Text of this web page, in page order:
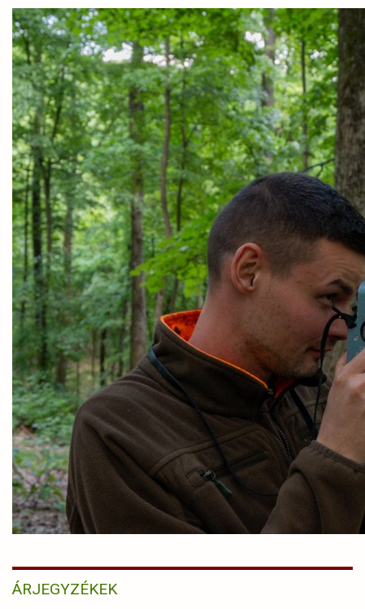
ÁRJEGYZÉKEK